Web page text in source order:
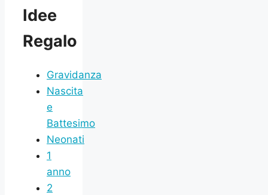
Idee
Regalo
Gravidanza
Nascita
e
Battesimo
Neonati
1
anno
2